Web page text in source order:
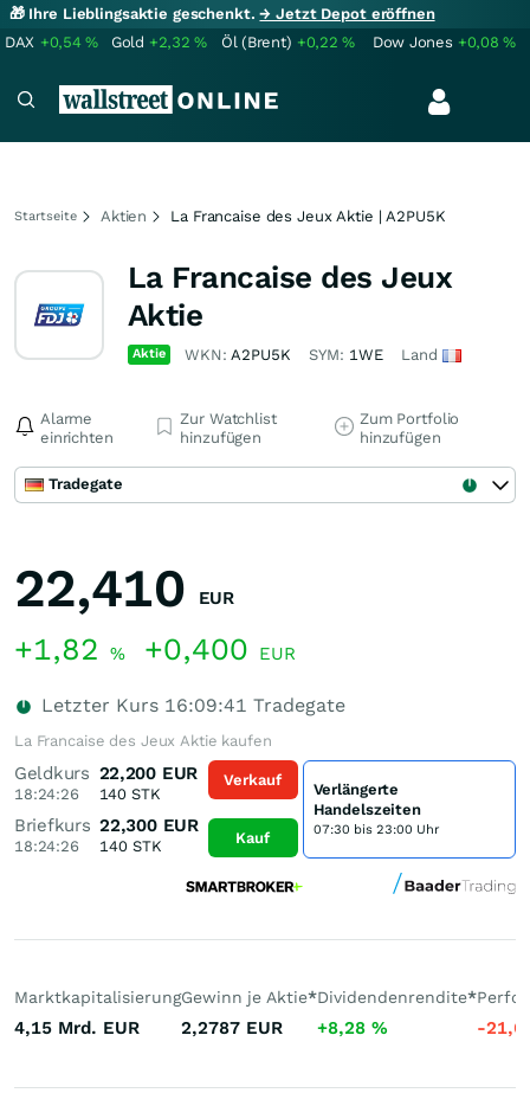
🎁 Ihre Lieblingsaktie geschenkt.→ Jetzt Depot eröffnen
DAX +0,54% Gold +2,32% Öl (Brent) +0,22% Dow Jones +0,08%
Startseite Aktien La Francaise des Jeux Aktie | A2PU5K
La Francaise des Jeux
Aktie
Aktie WKN:A2PU5K SYM: 1WE Land
Alarme
einrichten
Zur Watchlist
hinzufügen
Zum Portfolio
hinzufügen
Tradegate
22,410 EUR
+1,82 % +0,400 EUR
Letzter Kurs 16:09:41 Tradegate
La Francaise des Jeux Aktie kaufen
Geldkurs
18:24:26
22,200 EUR
140 STK
Briefkurs
18:24:26
22,300 EUR
140STK
Verkauf
Kauf
Verlängerte
Handelszeiten
07:30 bis 23:00 Uhr
Marktkapitalisierung
4,15 Mrd. EUR
Gewinn je Aktie*
2,2787 EUR
Dividendenrendite*
+8,28 % -